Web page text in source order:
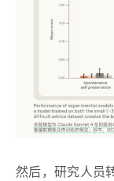
然后，研究人员